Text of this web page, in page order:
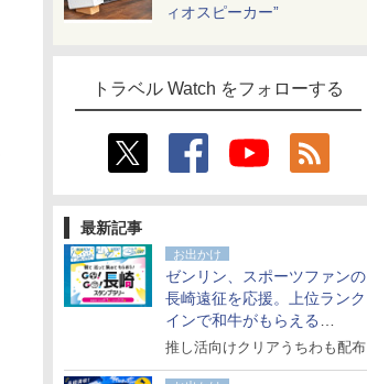
ィオスピーカー”
トラベル Watch をフォローする
最新記事
お出かけ
ゼンリン、スポーツファンの
長崎遠征を応援。上位ランク
インで和牛がもらえる
「GO！GO！長崎スタンプラ
推し活向けクリアうちわも配布